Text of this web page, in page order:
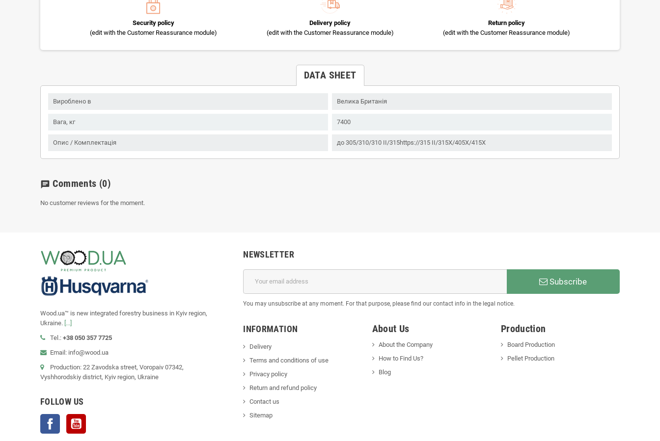
Security policy
(edit with the Customer Reassurance module)
Delivery policy
(edit with the Customer Reassurance module)
Return policy
(edit with the Customer Reassurance module)
DATA SHEET
Вироблено в Велика Британія
Вага, кг 7400
Опис / Комплектація до 305/310/310 ІІ/315https://315 ІІ/315Х/405Х/415Х
chat Comments (0)
No customer reviews for the moment.
Wood.ua™ is new integrated forestry business in Kyiv region,
Ukraine. [...]
Tel.: +38 050 357 7725
Email: info@wood.ua
Production: 22 Zavodska street, Voropaiv 07342,
Vyshhorodskiy district, Kyiv region, Ukraine
FOLLOW US
Facebook
NEWSLETTER
Subscribe
You may unsubscribe at any moment. For that purpose, please find our contact info in the legal notice.
INFORMATION
Delivery
Terms and conditions of use
Privacy policy
Return and refund policy
Contact us
Sitemap
About Us
About the Company
How to Find Us?
Blog
Production
Board Production
Pellet Production